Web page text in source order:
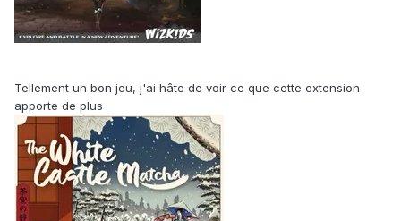
Tellement un bon jeu, j'ai hâte de voir ce que cette extension
apporte de plus